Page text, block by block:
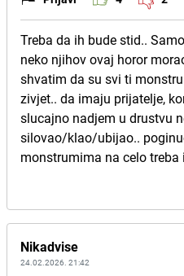
Treba da ih bude stid..
neko njihov ovaj horor
shvatim da su svi ti
zivjet.. da imaju prijatelje,
slucajno nadjem u drustvu
silovao/klao/ubijao..
monstrumima na celo
Nikadvise
24.02.2026. 21:42